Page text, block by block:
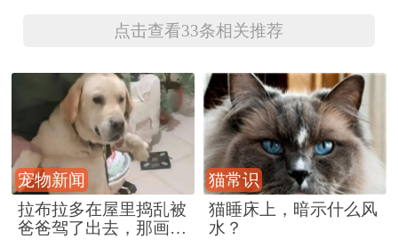
点击查看33条相关推荐
宠物新闻
拉布拉多在屋里捣乱被
爸爸驾了出去，那画面
猫常识
猫睡床上，暗示什么风
水？